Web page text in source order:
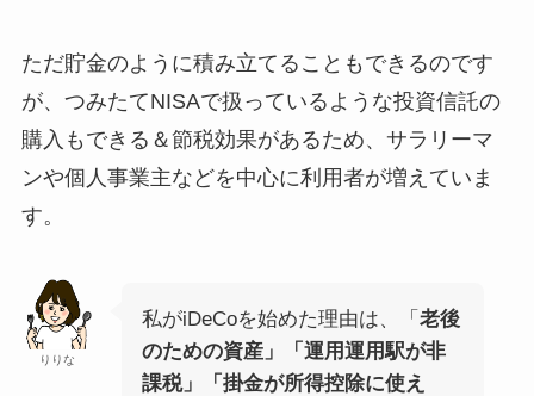
ただ貯金のように積み立てることもできるのです
が、つみたてNISAで扱っているような投資信託の
購入もできる＆節税効果があるため、サラリーマ
ンや個人事業主などを中心に利用者が増えていま
す。
りりな
私がiDeCoを始めた理由は、「 老後
のための資産」「運用運用駅が非
課税」「掛金が所得控除に使え